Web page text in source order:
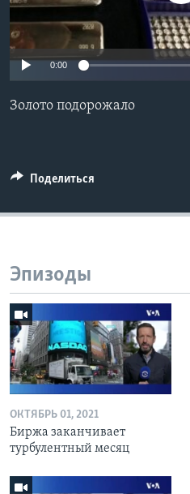
Learning English
СОЦИАЛЬНЫЕ СЕТИ
0:00
Золото подорожало
Поделиться
Эпизоды
ОКТЯБРЬ 01, 2021
Биржа заканчивает
турбулентный месяц